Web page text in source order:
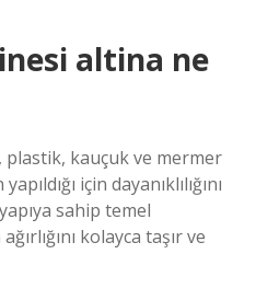
altina ne
plastik, kauçuk ve mermer
için dayanıklılığını
sahip temel
kolayca taşır ve